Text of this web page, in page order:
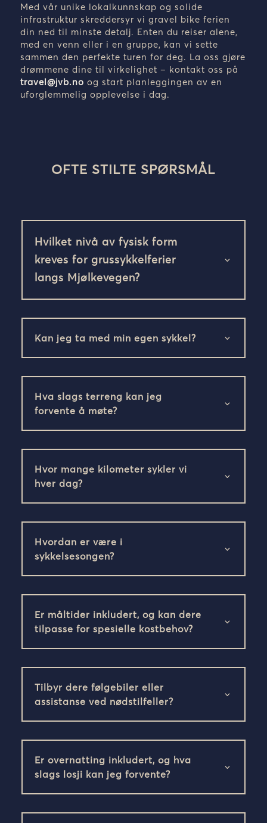
Med vår unike lokalkunnskap og solide
infrastruktur skreddersyr vi gravel bike ferien
din ned til minste detalj. Enten du reiser alene,
med en venn eller i en gruppe, kan vi sette
sammen den perfekte turen for deg. La oss gjøre
drømmene dine til virkelighet – kontakt oss på
travel@jvb.no og start planleggingen av en
uforglemmelig opplevelse i dag.
OFTE STILTE SPØRSMÅL
Hvilket nivå av fysisk form
kreves for grussykkelferier
langs Mjølkevegen?
Kan jeg ta med min egen sykkel?
Hva slags terreng kan jeg
forvente å møte?
Hvor mange kilometer sykler vi
hver dag?
Hvordan er være i
sykkelsesongen?
Er måltider inkludert, og kan dere
tilpasse for spesielle kostbehov?
Tilbyr dere følgebiler eller
assistanse ved nødstilfeller?
Er overnatting inkludert, og hva
slags losji kan jeg forvente?